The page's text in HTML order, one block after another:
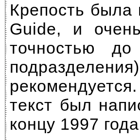
Крепость была
Guide, и
точностью до
текст был
концу 1997